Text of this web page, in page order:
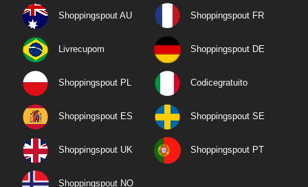
Shoppingspout AU Shoppingspout FR
Livrecupom Shoppingspout DE
Shoppingspout PL Codicegratuito
Shoppingspout ES Shoppingspout SE
Shoppingspout UK Shoppingspout PT
Shoppingspout NO